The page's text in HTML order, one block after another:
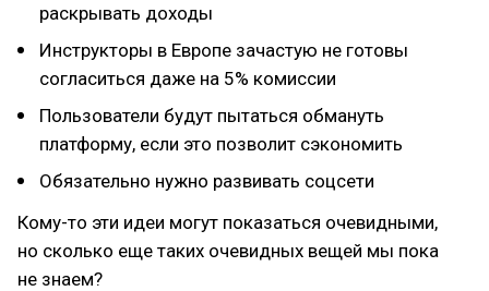
раскрывать доходы
Инструкторы в Европе зачастую не готовы
согласиться даже на 5% комиссии
Пользователи будут пытаться обмануть
платформу, если это позволит сэкономить
Обязательно нужно развивать соцсети
Кому-то эти идеи могут показаться очевидными,
но сколько еще таких очевидных вещей мы пока
не знаем?